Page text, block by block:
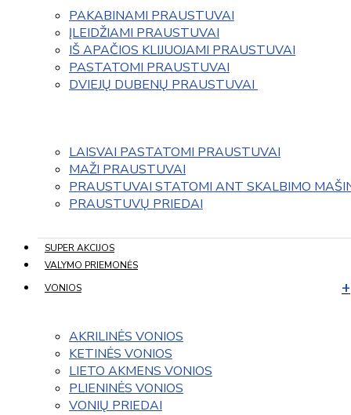
PAKABINAMI PRAUSTUVAI
ĮLEIDŽIAMI PRAUSTUVAI
IŠ APAČIOS KLIJUOJAMI PRAUSTUVAI
PASTATOMI PRAUSTUVAI
DVIEJŲ DUBENŲ PRAUSTUVAI
LAISVAI PASTATOMI PRAUSTUVAI
MAŽI PRAUSTUVAI
PRAUSTUVAI STATOMI ANT SKALBIMO
PRAUSTUVŲ PRIEDAI
SUPER AKCIJOS
VALYMO PRIEMONĖS
VONIOS
AKRILINĖS VONIOS
KETINĖS VONIOS
LIETO AKMENS VONIOS
PLIENINĖS VONIOS
VONIŲ PRIEDAI